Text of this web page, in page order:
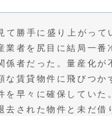
て勝手に盛り上がって
業者を尻目に結局一番
係者だった。量産化が
な賃貸物件に飛びつか
を早々に確保していた
去された物件と未だ借